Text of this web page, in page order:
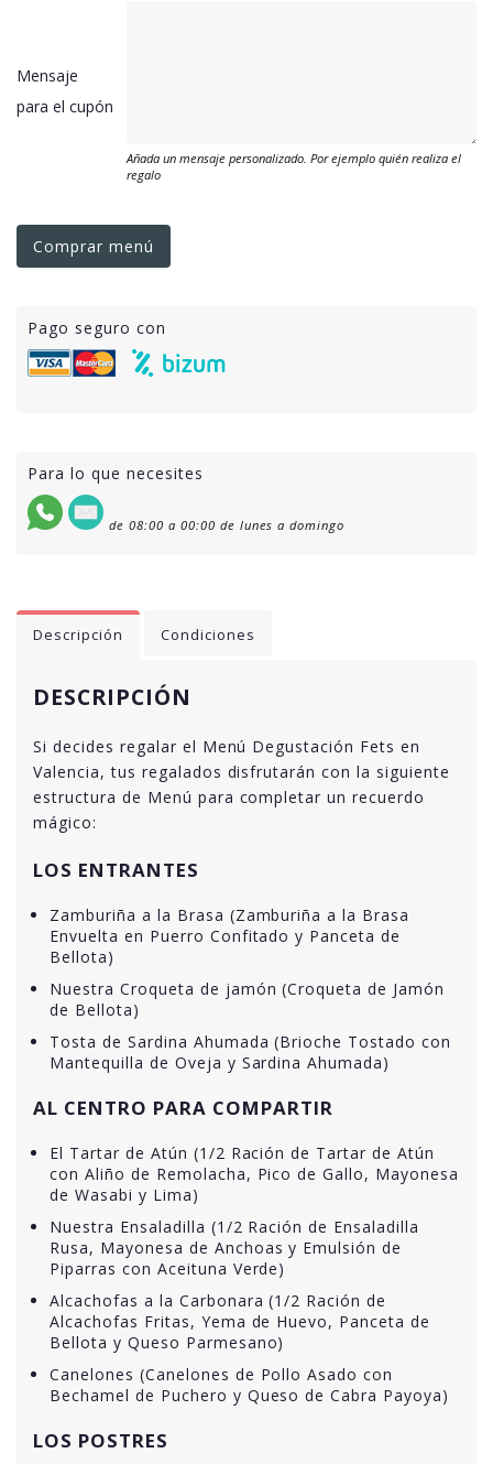
Mensaje
para el cupón
Añada un mensaje personalizado. Por ejemplo quién realiza el
regalo
Comprar menú
Pago seguro con
Para lo que necesites
de 08:00 a 00:00 de lunes a domingo
Descripción Condiciones
DESCRIPCIÓN
Si decides regalar el Menú Degustación Fets en
Valencia, tus regalados disfrutarán con la siguiente
estructura de Menú para completar un recuerdo
mágico:
LOS ENTRANTES
Zamburiña a la Brasa (Zamburiña a la Brasa
Envuelta en Puerro Confitado y Panceta de
Bellota)
Nuestra Croqueta de jamón (Croqueta de Jamón
de Bellota)
Tosta de Sardina Ahumada (Brioche Tostado con
Mantequilla de Oveja y Sardina Ahumada)
AL CENTRO PARA COMPARTIR
El Tartar de Atún (1/2 Ración de Tartar de Atún
con Aliño de Remolacha, Pico de Gallo, Mayonesa
de Wasabi y Lima)
Nuestra Ensaladilla (1/2 Ración de Ensaladilla
Rusa, Mayonesa de Anchoas y Emulsión de
Piparras con Aceituna Verde)
Alcachofas a la Carbonara (1/2 Ración de
Alcachofas Fritas, Yema de Huevo, Panceta de
Bellota y Queso Parmesano)
Canelones (Canelones de Pollo Asado con
Bechamel de Puchero y Queso de Cabra Payoya)
LOS POSTRES